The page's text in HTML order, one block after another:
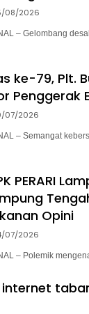
08/2026
– Gelombang
ke-79, Plt.
Penggerak
07/2026
– Semangat
PERARI
Opini
07/2026
– Polemik